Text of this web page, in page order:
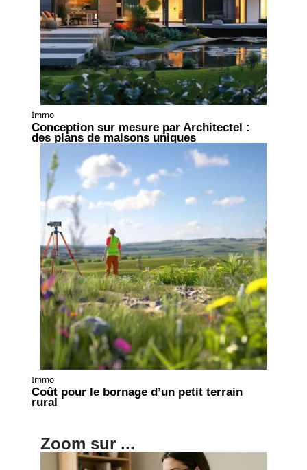
Immo
Conception sur mesure par Architectel :
des plans de maisons uniques
Immo
Coût pour le bornage d’un petit terrain
rural
Zoom sur ...